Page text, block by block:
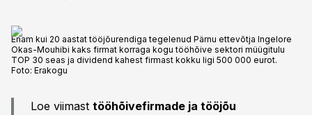
Enam kui 20 aastat tööjõurendiga tegelenud Pärnu ettevõtja Ingelore
Okas-Mouhibi kaks firmat korraga kogu tööhõive sektori müügitulu
TOP 30 seas ja dividend kahest firmast kokku ligi 500 000 eurot.
Foto: Erakogu
Loe viimast tööhõivefirmade ja tööjõu